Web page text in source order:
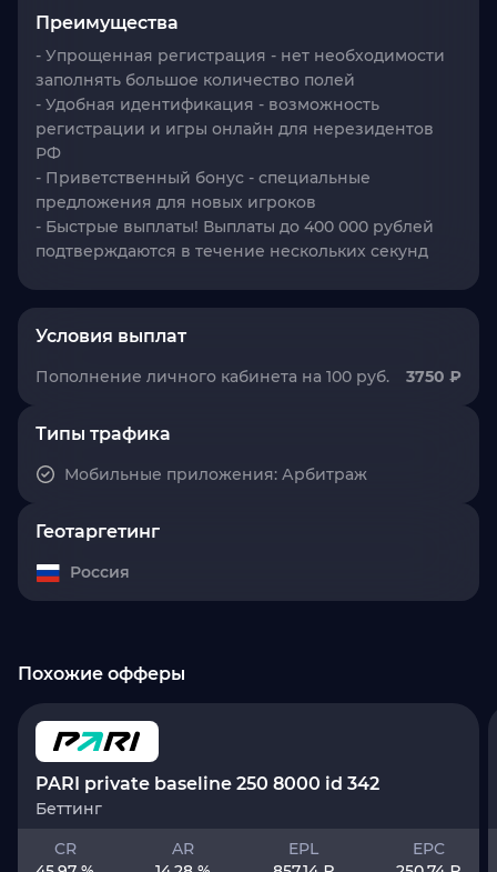
Преимущества
- Упрощенная регистрация - нет необходимости
заполнять большое количество полей
- Удобная идентификация - возможность
регистрации и игры онлайн для нерезидентов
РФ
- Приветственный бонус - специальные
предложения для новых игроков
- Быстрые выплаты! Выплаты до 400 000 рублей
подтверждаются в течение нескольких секунд
Условия выплат
Пополнение личного кабинета на 100 руб. 3750 ₽
Типы трафика
Мобильные приложения: Арбитраж
Геотаргетинг
Россия
Похожие офферы
PARI private baseline 250 8000 id 342
Беттинг
CR
AR
EPL
EPC